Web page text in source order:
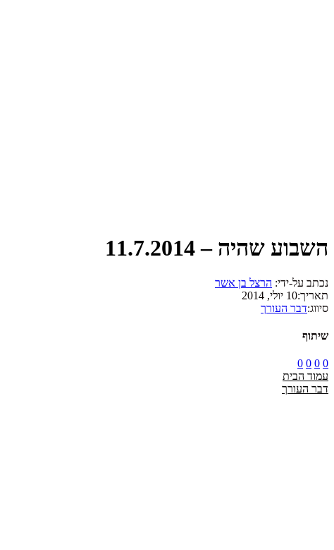
השבוע שהיה – 11.7.2014
נכתב על-ידי: הרצל בן אשר
תאריך:10 יולי, 2014
סיווג:דבר העורך
שיתוף
0
0
0
0
עמוד הבית
דבר העורך